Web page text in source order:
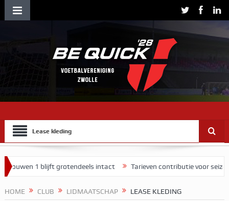
Lease kleding
1 blijft grotendeels intact Tarieven contributie voor seizoen
HOME CLUB LIDMAATSCHAP LEASE KLEDING